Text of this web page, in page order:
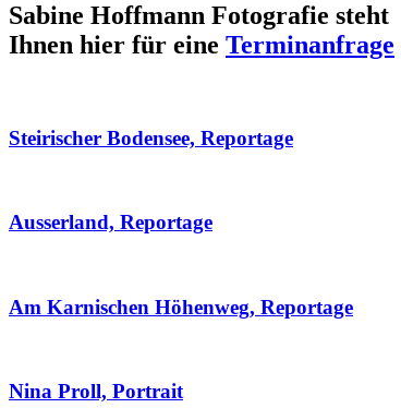
Sabine Hoffmann Fotografie steht
Ihnen hier für eine Terminanfrage
Steirischer Bodensee, Reportage
Ausserland, Reportage
Am Karnischen Höhenweg, Reportage
Nina Proll, Portrait